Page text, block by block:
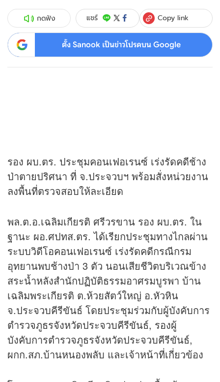
กดฟัง แชร์ Copy link
ตั้ง Sanook เป็นข่าวโปรดบน Google
รอง ผบ.ตร. ประชุมคอนเฟอเรนซ์ เร่งรัดคดีช้าง
ป่าตายปริศนา ที่ จ.ประจวบฯ พร้อมสั่งหน่วยงาน
ลงพื้นที่ตรวจสอบให้ละเอียด
พล.ต.อ.เฉลิมเกียรติ ศรีวรขาน รอง ผบ.ตร. ใน
ฐานะ ผอ.ศปทส.ตร. ได้เรียกประชุมทางไกลผ่าน
ระบบวิดีโอคอนเฟอเรนซ์ เร่งรัดคดีกรณีกรม
อุทยานพบช้างป่า 3 ตัว นอนเสียชีวิตบริเวณข้าง
สระน้ำหลังสำนักปฏิบัติธรรมอาศรมบูรพา บ้าน
เฉลิมพระเกียรติ ต.ห้วยสัตว์ใหญ่ อ.หัวหิน
จ.ประจวบคีรีขันธ์ โดยประชุมร่วมกับผู้บังคับการ
ตำรวจภูธรจังหวัดประจวบคีรีขันธ์, รองผู้
บังคับการตำรวจภูธรจังหวัดประจวบคีรีขันธ์,
ผกก.สภ.บ้านหนองพลับ และเจ้าหน้าที่เกี่ยวข้อง